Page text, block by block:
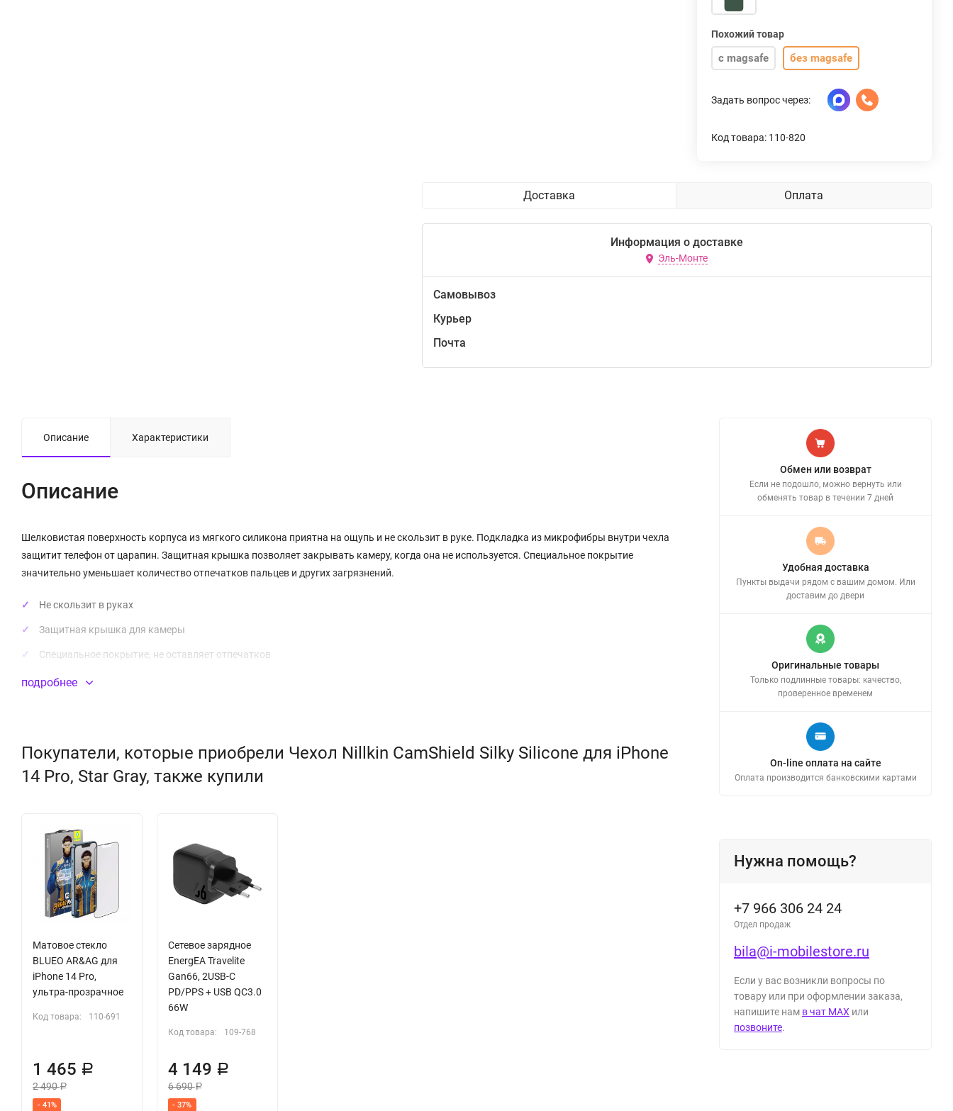
Похожий товар
с magsafe без magsafe
Задать вопрос через:
Код товара: 110-820
Доставка Оплата
Информация о доставке
Эль-Монте
Самовывоз
Курьер
Почта
Описание Характеристики
Описание
Шелковистая поверхность корпуса из мягкого силикона приятна на ощупь и не скользит в руке. Подкладка из микрофибры внутри чехла
защитит телефон от царапин. Защитная крышка позволяет закрывать камеру, когда она не используется. Специальное покрытие
значительно уменьшает количество отпечатков пальцев и других загрязнений.
Не скользит в руках
Защитная крышка для камеры
Специальное покрытие, не оставляет отпечатков
Материал: силикон
подробнее
Покупатели, которые приобрели Чехол Nillkin CamShield Silky Silicone для iPhone
14 Pro, Star Gray, также купили
Матовое стекло
BLUEO AR&AG для
iPhone 14 Pro,
ультра-прозрачное
Код товара: 110-691
1 465 Р
2 490Р
- 41%
Сетевое зарядное
EnergEA Travelite
Gan66, 2USB-C
PD/PPS + USB QC3.0
66W
Код товара: 109-768
4 149 Р
6 690Р
- 37%
Обмен или возврат
Если не подошло, можно вернуть или
обменять товар в течении 7 дней
Удобная доставка
Пункты выдачи рядом с вашим домом. Или
доставим до двери
Оригинальные товары
Только подлинные товары: качество,
проверенное временем
On-line оплата на сайте
Оплата производится банковскими картами
Нужна помощь?
+7 966 306 24 24
Отдел продаж
bila@i-mobilestore.ru
Если у вас возникли вопросы по
товару или при оформлении заказа,
напишите нам в чат MAX или
позвоните.